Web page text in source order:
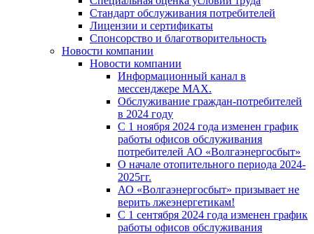
Стандарт обслуживания потребителей
Лицензии и сертификаты
Спонсорство и благотворительность
Новости компании
Новости компании
Информационный канал в
мессенджере MAX.
Обслуживание граждан-потребителей
в 2024 году
С 1 ноября 2024 года изменен график
работы офисов обслуживания
потребителей АО «Волгаэнергосбыт»
О начале отопительного периода 2024-
2025гг.
АО «Волгаэнергосбыт» призывает не
верить лжеэнергетикам!
С 1 сентября 2024 года изменен график
работы офисов обслуживания